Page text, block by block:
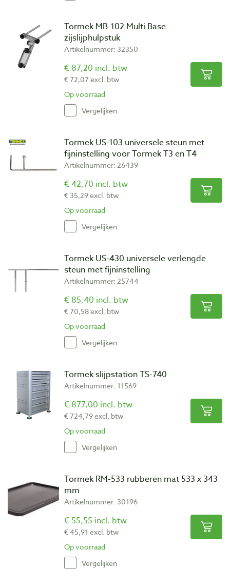
Tormek MB-102 Multi Base
zijslijphulpstuk
Artikelnummer: 32350
€ 87,20 incl. btw
€ 72,07 excl. btw
Op voorraad
Vergelijken
Tormek US-103 universele steun met
fijninstelling voor Tormek T3 en T4
Artikelnummer: 26439
€ 42,70 incl. btw
€ 35,29 excl. btw
Op voorraad
Vergelijken
Tormek US-430 universele verlengde
steun met fijninstelling
Artikelnummer: 25744
€ 85,40 incl. btw
€ 70,58 excl. btw
Op voorraad
Vergelijken
Tormek slijpstation TS-740
Artikelnummer: 11569
€ 877,00 incl. btw
€ 724,79 excl. btw
Op voorraad
Vergelijken
Tormek RM-533 rubberen mat 533 x 343
mm
Artikelnummer: 30196
€ 55,55 incl. btw
€ 45,91 excl. btw
Op voorraad
Vergelijken